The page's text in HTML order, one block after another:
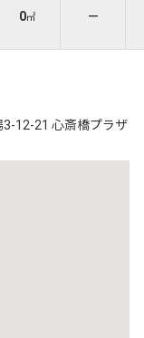
0㎡ －
12-21 心斎橋プラザ